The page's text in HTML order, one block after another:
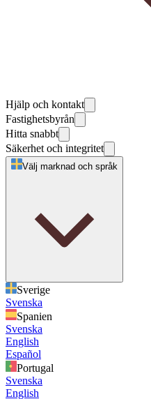
Hjälp och kontakt
Fastighetsbyrån
Hitta snabbt
Säkerhet och integritet
Välj marknad och språk
Sverige
Svenska
Spanien
Svenska
English
Español
Portugal
Svenska
English